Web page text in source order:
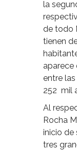
la
de todo
tienen
aparece
entre
252 mil
Al
Rocha
inicio de
tres